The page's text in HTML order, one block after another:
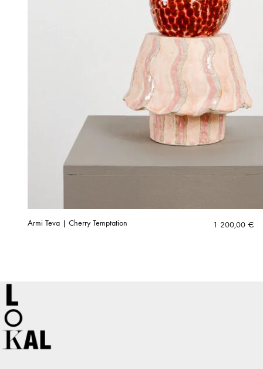
Armi Teva | Cherry Temptation 1 200,00 €